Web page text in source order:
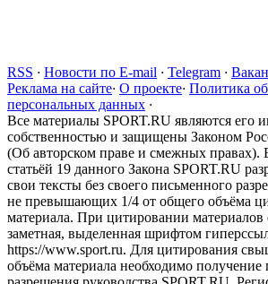
RSS · Новости по E-mail · Telegram ·
Реклама на сайте· О проекте· Политика
персональных данных ·
Все материалы SPORT.RU являются его
собственностью и защищены Законом
(Об авторском праве и смежных правах).
статьёй 19 данного Закона SPORT.RU
свои тексты без своего письменного
не превышающих 1/4 от общего объёма
материала. При цитировании материалов
заметная, выделенная шрифтом
https://www.sport.ru. Для цитирования
объёма материала необходимо получение